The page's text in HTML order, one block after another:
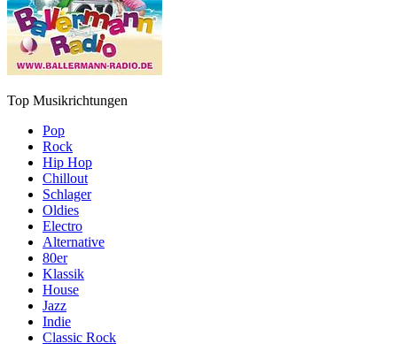
Top Musikrichtungen
Pop
Rock
Hip Hop
Chillout
Schlager
Oldies
Electro
Alternative
80er
Klassik
House
Jazz
Indie
Classic Rock